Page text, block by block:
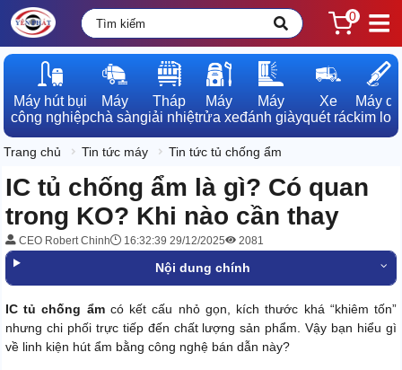
0
Máy hút bụi
công nghiệp
Máy
chà sàn
Tháp
giải nhiệt
Máy
rửa xe
Máy
đánh giày
Xe
quét rác
Máy dò
kim loại
Trang chủ Tin tức máy Tin tức tủ chống ẩm
IC tủ chống ẩm là gì? Có quan
trong KO? Khi nào cần thay
CEO Robert Chinh 16:32:39 29/12/2025 2081
Nội dung chính
IC tủ chống ẩm có kết cấu nhỏ gọn, kích thước khá “khiêm tốn”
nhưng chi phối trực tiếp đến chất lượng sản phẩm. Vậy bạn hiểu gì
về linh kiện hút ẩm bằng công nghệ bán dẫn này?